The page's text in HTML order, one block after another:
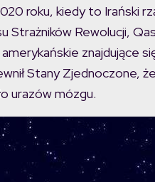
roku, kiedy to Irański
Strażników Rewolucji,
znajdujące
Stany Zjednoczone,
urazów mózgu.